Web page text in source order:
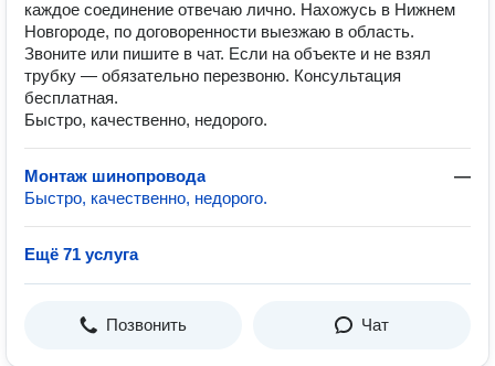
каждое соединение отвечаю лично. Нахожусь в Нижнем
Новгороде, по договоренности выезжаю в область.
Звоните или пишите в чат. Если на объекте и не взял
трубку — обязательно перезвоню. Консультация
бесплатная.
Быстро, качественно, недорого.
Монтаж шинопровода
—
Быстро, качественно, недорого.
Ещё 71 услуга
Позвонить Чат